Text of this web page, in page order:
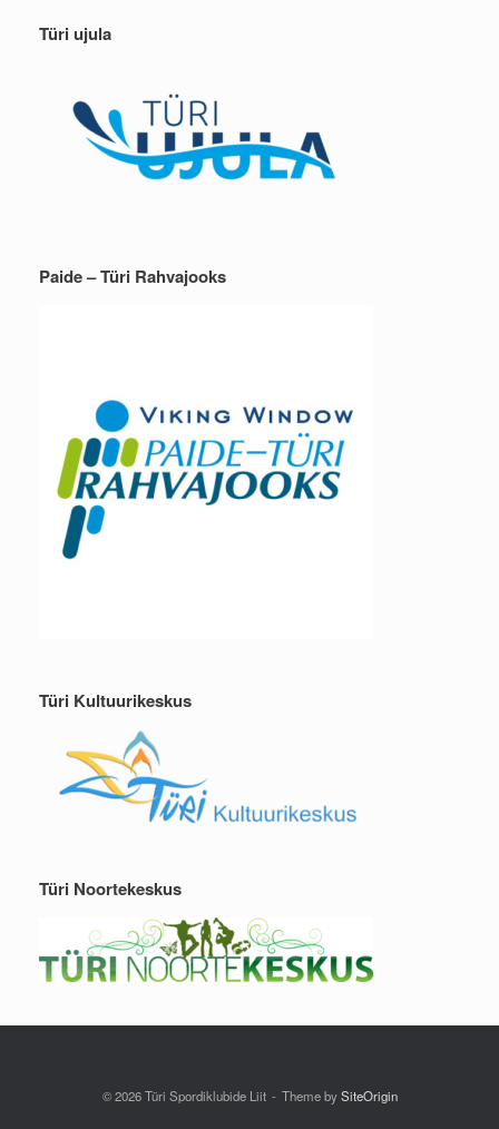
Türi ujula
Paide – Türi Rahvajooks
Türi Kultuurikeskus
Türi Noortekeskus
© 2026 Türi Spordiklubide Liit Theme bySiteOrigin